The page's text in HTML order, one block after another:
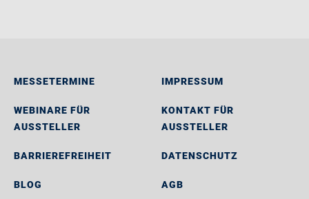
MESSETERMINE
WEBINARE FÜR
AUSSTELLER
BARRIEREFREIHEIT
BLOG
IMPRESSUM
KONTAKT FÜR
AUSSTELLER
DATENSCHUTZ
AGB